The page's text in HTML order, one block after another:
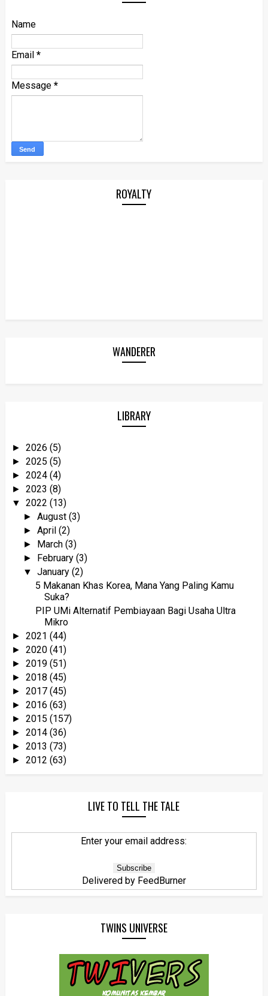
Name
Email *
Message *
ROYALTY
WANDERER
LIBRARY
► 2026 (5)
► 2025 (5)
► 2024 (4)
► 2023 (8)
▼ 2022 (13)
►August(3)
►April(2)
► March(3)
► February(3)
▼January(2)
5 Makanan Khas Korea, Mana Yang Paling Kamu
Suka?
PIP UMi Alternatif Pembiayaan Bagi Usaha Ultra
Mikro
► 2021 (44)
► 2020 (41)
► 2019 (51)
► 2018 (45)
► 2017 (45)
► 2016 (63)
► 2015 (157)
► 2014 (36)
► 2013 (73)
► 2012 (63)
LIVE TO TELL THE TALE
Enter your email address:
Delivered by FeedBurner
TWINS UNIVERSE